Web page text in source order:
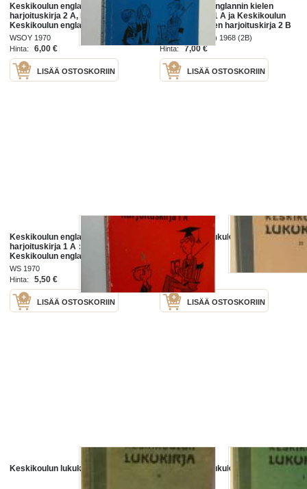
Keskikoulun englannin kielen
harjoituskirja 2 A, Liittyy
Keskikoulun englannin kielen
oppikirjan 2 osan 9. uusitun
painoksen lukukappaleisiin 1-33
WSOY 1970
Hinta:
6,00 €
LISÄÄ OSTOSKORIIN
Keskikoulun englannin kielen
harjoituskirja 1 A ja Keskikoulun
englannin kielen harjoituskirja 2 B
WSOY 1967 (1A) 1968 (2B)
Hinta:
7,00 €
LISÄÄ OSTOSKORIIN
Keskikoulun englannin kielen
harjoituskirja 1 A : Liittyy
Keskikoulun englannin kielen
oppikirjan 1 osan lukukappaleisiin
1-60
WS 1970
Hinta:
5,50 €
LISÄÄ OSTOSKORIIN
Keskikoulun lukukirja II
Wsoy 1923
Hinta:
18,00 €
LISÄÄ OSTOSKORIIN
Keskikoulun lukukirja II Keskikoulun lukukirja I